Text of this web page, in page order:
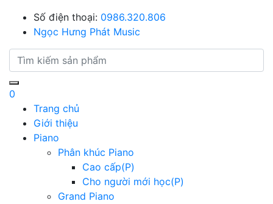
Số điện thoại: 0986.320.806
Ngọc Hưng Phát Music
0
Trang chủ
Giới thiệu
Piano
Phân khúc Piano
Cao cấp(P)
Cho người mới học(P)
Grand Piano